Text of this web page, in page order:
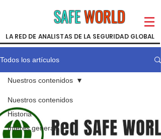
SAFEWORLD
LA RED DE ANALISTAS DE LA SEGURIDAD GLOBAL
Todos los artículos
Nuestros contenidos
Historia
Interés general
Nuestros contenidos